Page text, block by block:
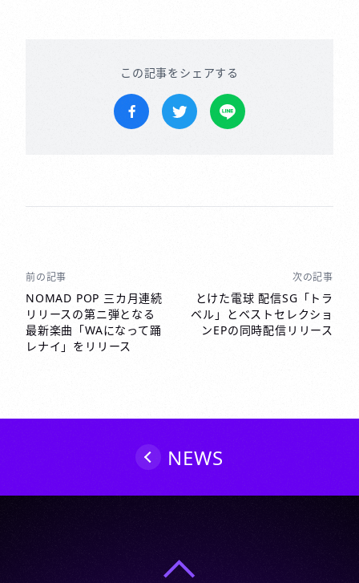
この記事をシェアする
Facebookでシェア
Twitterでツイートする
LINEで送る
投
稿
ナ
ビ
ゲ
ョ
前の記事
NOMAD POP 三カ月連続
リリースの第ニ弾となる
最新楽曲「WAになって踊
レナイ」をリリース
次の記事
とけた電球 配信SG「トラ
ベル」とベストセレクショ
ンEPの同時配信リリース
NEWS